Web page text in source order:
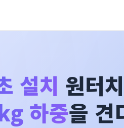
설치 원터
하중을 견